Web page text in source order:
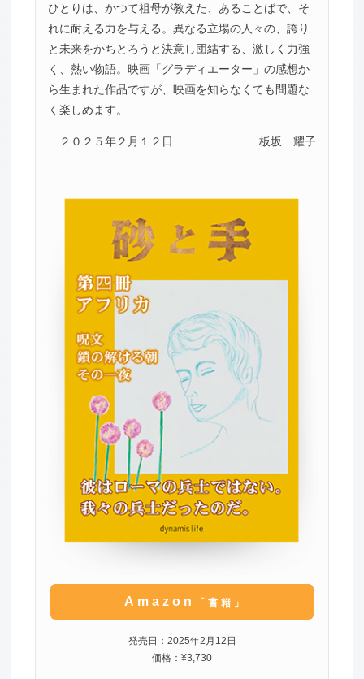
ひとりは、かつて祖母が教えた、あることばで、そ
れに耐える力を与える。異なる立場の人々の、誇り
と未来をかちとろうと決意し団結する、激しく力強
く、熱い物語。映画「グラディエーター」の感想か
ら生まれた作品ですが、映画を知らなくても問題な
く楽しめます。
２０２５年２月１２日 板坂 耀子
Amazon 「書籍」
発売日：2025年2月12日
価格：¥3,730